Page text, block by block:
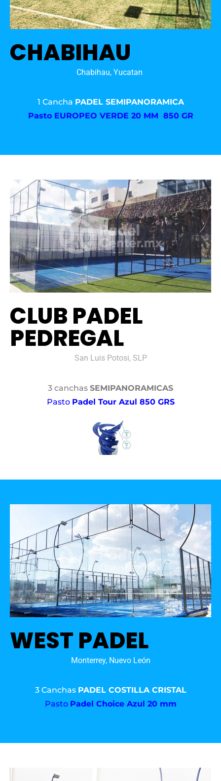
CHABIHAU
Chabihau, Yucatan
1 Cancha PADEL SEMIPANORAMICA
Pasto EUROPEO VERDE 20 MM 850 GR
CLUB PADEL
PEDREGAL
San Luis Potosi, SLP
3 canchas SEMIPANORAMICAS
Pasto Padel Tour Azul 850 GRS
WEST PADEL
Monterrey, Nuevo León
3 Canchas PADEL COSTILLA CRISTAL
Pasto Padel Choice Azul 20 mm